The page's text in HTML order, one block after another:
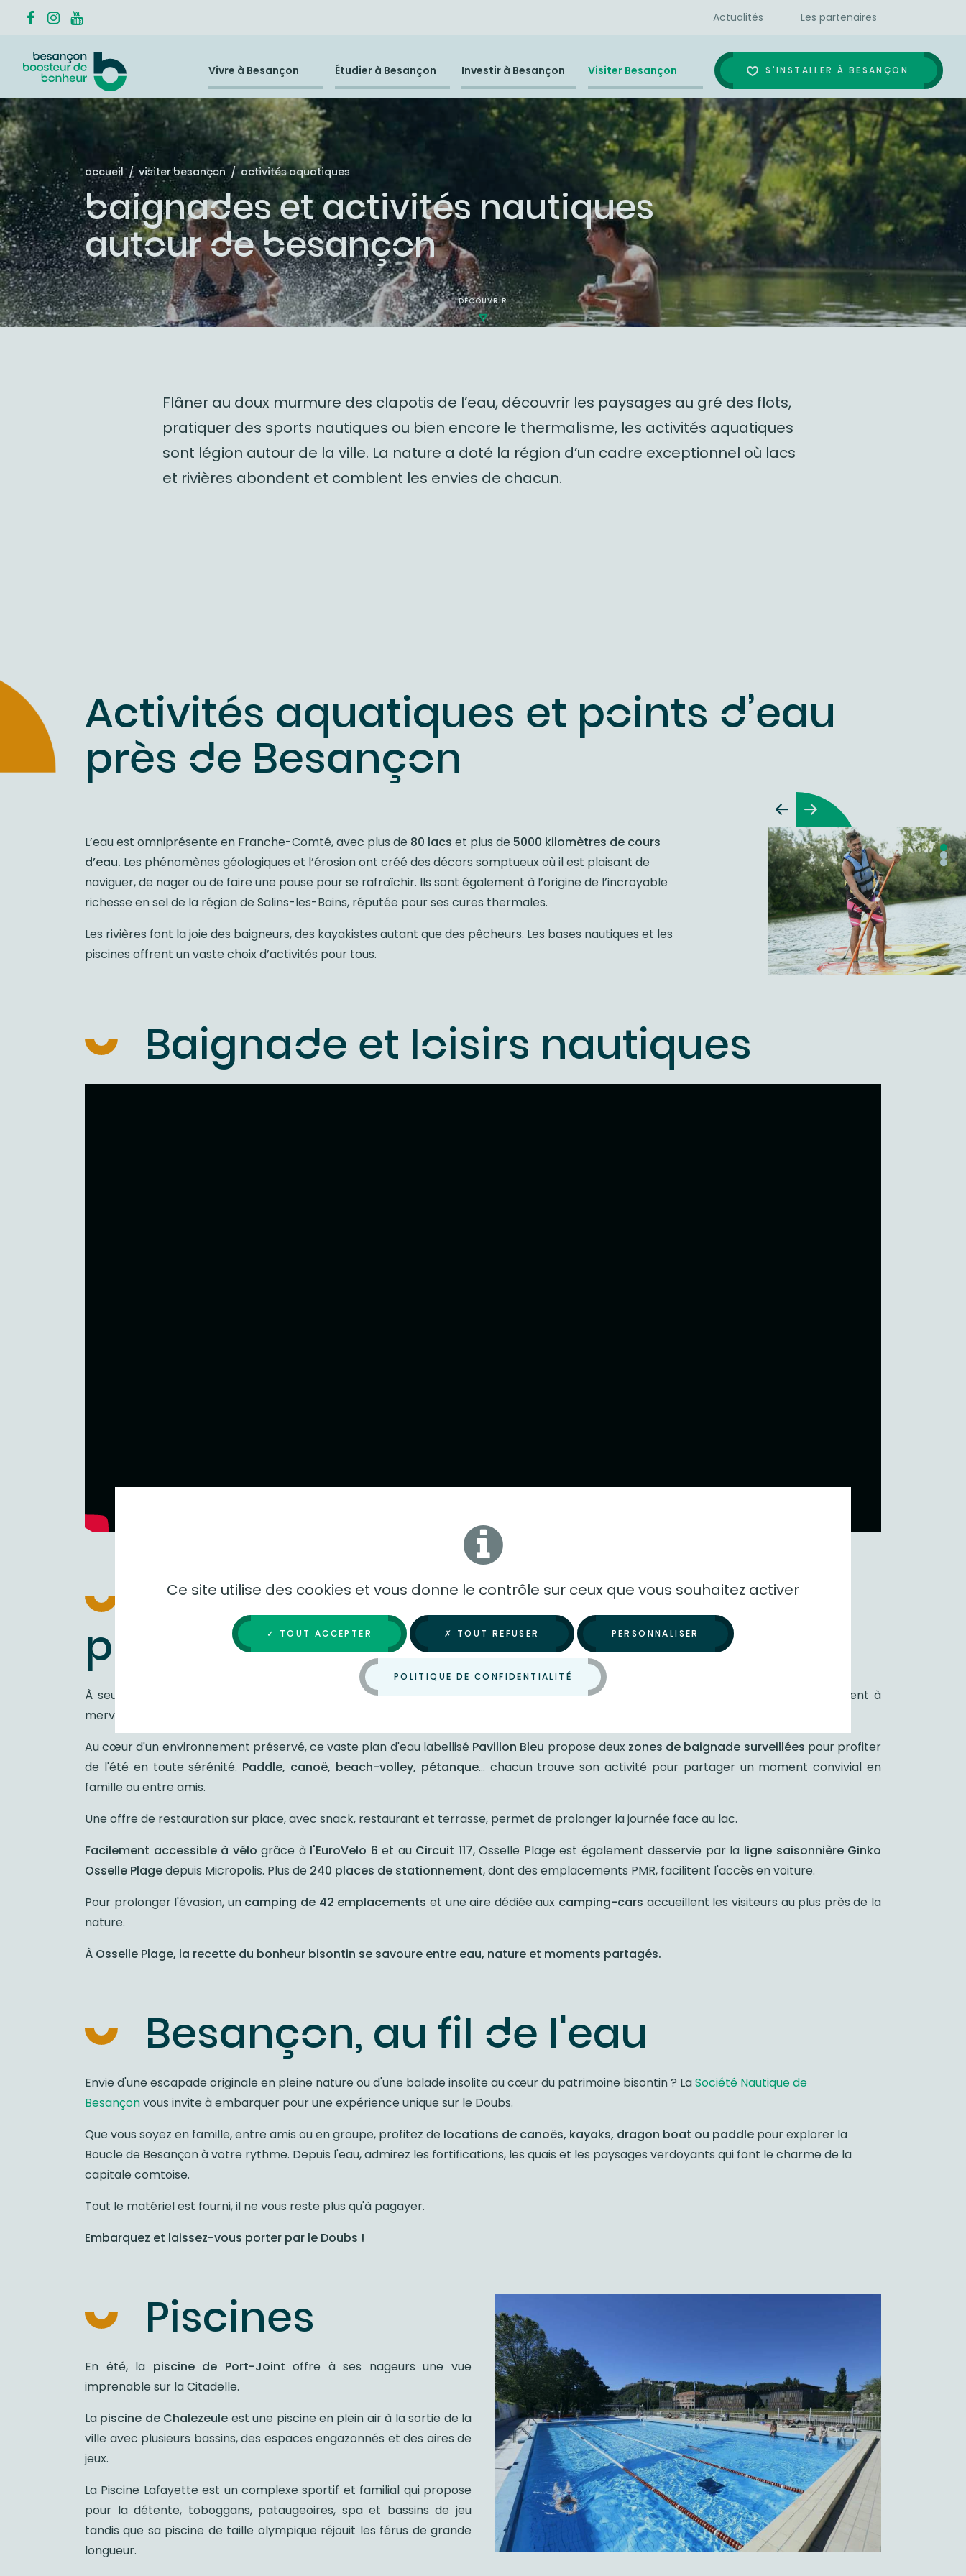
Actualités Les partenaires
Vivre à Besançon Étudier à Besançon Investir à Besançon Visiter Besançon S'INSTALLER À BESANÇON
accueil visiter besançon activités aquatiques
baignades et activités nautiques
autour de besançon
DÉCOUVRIR
Flâner au doux murmure des clapotis de l’eau, découvrir les paysages au gré des flots,
pratiquer des sports nautiques ou bien encore le thermalisme, les activités aquatiques
sont légion autour de la ville. La nature a doté la région d’un cadre exceptionnel où lacs
et rivières abondent et comblent les envies de chacun.
Activités aquatiques et points d’eau
près de Besançon
L’eau est omniprésente en Franche-Comté, avec plus de 80 lacs et plus de 5000 kilomètres de cours
d’eau. Les phénomènes géologiques et l’érosion ont créé des décors somptueux où il est plaisant de
naviguer, de nager ou de faire une pause pour se rafraîchir. Ils sont également à l’origine de l’incroyable
richesse en sel de la région de Salins-les-Bains, réputée pour ses cures thermales.
Les rivières font la joie des baigneurs, des kayakistes autant que des pêcheurs. Les bases nautiques et les
piscines offrent un vaste choix d’activités pour tous.
Baignade et loisirs nautiques
Entre plage, lac et activités en
plein air
À seulement les lacs d'Osselle
offrent un véritable écrin de nature où détente, loisirs et grand air se conjuguent à
merveille.
Au cœur d'un environnement préservé, ce vaste plan d'eau labellisé Pavillon Bleu propose deuxzones de baignade surveillées pour profiter
de l'été en toute sérénité. Paddle, canoë, beach-volley, pétanque… chacun trouve son activité pour partager un moment convivial en
famille ou entre amis.
Une offre de restauration sur place, avec snack, restaurant et terrasse, permet de prolonger la journée face au lac.
Facilement accessible à vélogrâce à l'EuroVelo 6 et au Circuit 117, Osselle Plage est également desservie par la ligne saisonnière Ginko
Osselle Plagedepuis Micropolis. Plus de 240 places de stationnement, dont des emplacements PMR, facilitent l'accès en voiture.
Pour prolonger l'évasion, un camping de 42 emplacements et une aire dédiée aux camping-cars accueillent les visiteurs au plus près de la
nature.
À Osselle Plage, la recette du bonheur bisontin se savoure entre eau, nature et moments partagés.
Besançon, au fil de l'eau
Envie d'une escapade originale en pleine nature ou d'une balade insolite au cœur du patrimoine bisontin ? LaSociété Nautique de
Besançonvous invite à embarquer pour une expérience unique sur le Doubs.
Que vous soyez en famille, entre amis ou en groupe, profitez de locations de canoës, kayaks, dragon boat ou paddle pour explorer la
Boucle de Besançon à votre rythme. Depuis l'eau, admirez les fortifications, les quais et les paysages verdoyants qui font le charme de la
capitale comtoise.
Tout le matériel est fourni, il ne vous reste plus qu'à pagayer.
Embarquez et laissez-vous porter par le Doubs !
Piscines
En été, la piscine de Port-Jointoffre à ses nageurs une vue
imprenable sur la Citadelle.
La piscine de Chalezeule est une piscine en plein air à la sortie de la
ville avec plusieurs bassins, des espaces engazonnés et des aires de
jeux.
La Piscine Lafayette est un complexe sportif et familial qui propose
pour la détente, toboggans, pataugeoires, spa et bassins de jeu
tandis que sa piscine de taille olympique réjouit les férus de grande
longueur.
Ce site utilise des cookies et vous donne le contrôle sur ceux que vous souhaitez activer
✓ TOUT ACCEPTER ✗ TOUT REFUSER PERSONNALISER
POLITIQUE DE CONFIDENTIALITÉ